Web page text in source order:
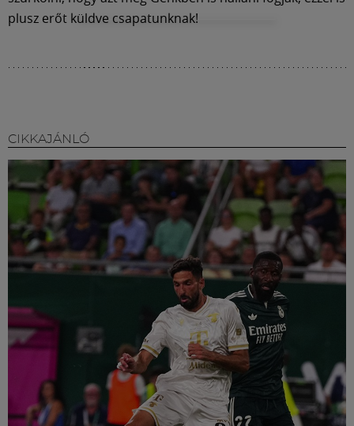
plusz erőt küldve csapatunknak!
CIKKAJÁNLÓ